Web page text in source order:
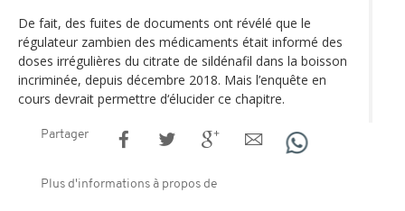
De fait, des fuites de documents ont révélé que le
régulateur zambien des médicaments était informé des
doses irrégulières du citrate de sildénafil dans la boisson
incriminée, depuis décembre 2018. Mais l’enquête en
cours devrait permettre d‘élucider ce chapitre.
Partager
Plus d'informations à propos de